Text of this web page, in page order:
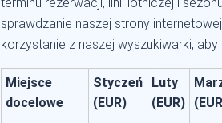
sprawdzanie naszej strony
korzystanie z naszej wyszukiwarki,
Miejsce
docelowe
Styczeń
(EUR)
Luty
(EUR)